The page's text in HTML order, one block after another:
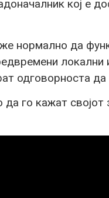
кој е
нормално да
локални
одговорноста
да го кажат